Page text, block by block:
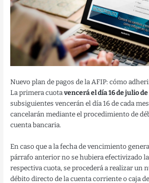
Nuevo plan de pagos de la AFIP: cómo
La primera cuotavencerá el día 16 de julio
subsiguientes vencerán el día 16 de cada
cancelarán mediante el procedimiento de
cuenta bancaria.
En caso que a la fecha de vencimiento
párrafo anterior no se hubiera efectivizado
respectiva cuota, se procederá a realizar un
débito directo de la cuenta corriente o caja